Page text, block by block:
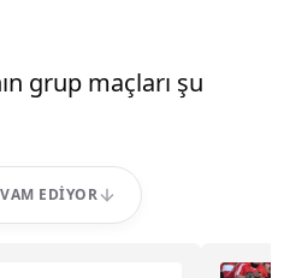
grup maçları şu
EDIYOR